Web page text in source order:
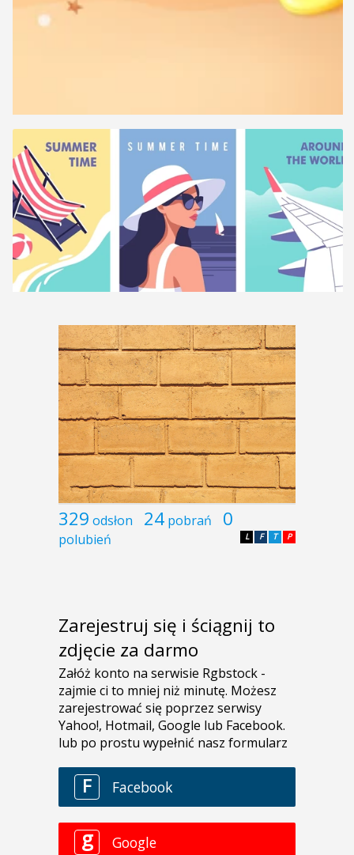
329 odsłon 24 pobrań 0
polubień P
T
F
L
Zarejestruj się i ściągnij to
zdjęcie za darmo